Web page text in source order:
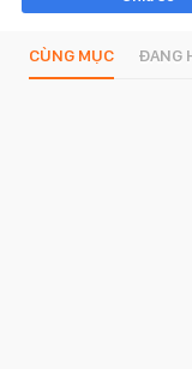
CÙNG MỤC ĐANG